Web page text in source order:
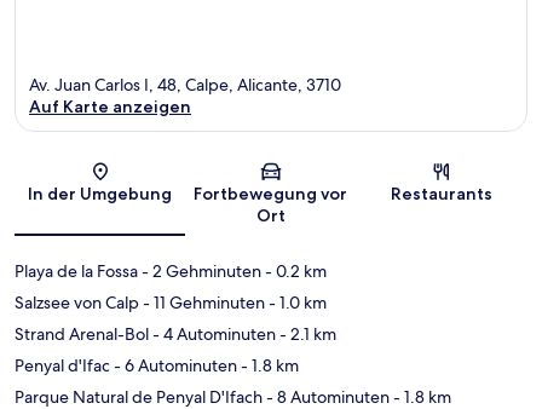
Karte
Av. Juan Carlos I, 48, Calpe, Alicante, 3710
Auf Karte anzeigen
In der Umgebung
Fortbewegung vor
Ort
Restaurants
Playa de la Fossa- 2 Gehminuten- 0.2 km
Salzsee von Calp- 11 Gehminuten- 1.0 km
Strand Arenal-Bol- 4 Autominuten- 2.1 km
Penyal d'Ifac- 6 Autominuten- 1.8 km
Parque Natural de Penyal D'Ifach- 8 Autominuten- 1.8 km